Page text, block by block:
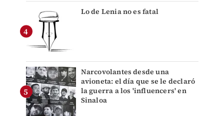
Lo de Lenia no es fatal
Narcovolantes desde una
avioneta: el día que se le declaró
la guerra a los 'influencers' en
Sinaloa